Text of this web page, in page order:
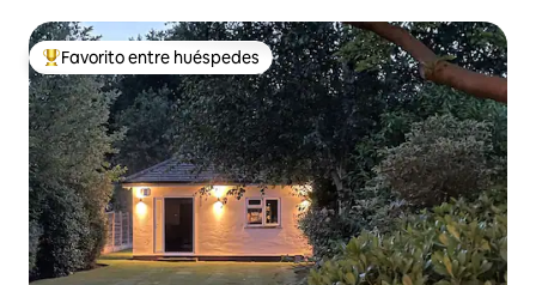
Favorito entre huéspedes preferido
Favorito entre huéspedes